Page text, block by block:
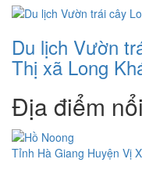
Du lịch Vườn
Thị xã Long
Địa điểm
Tỉnh Hà Giang Huyện Vị